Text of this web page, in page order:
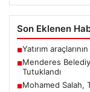
Son Eklenen
■Yatırım
■Menderes
Tutuklandı
■Mohamed Salah,